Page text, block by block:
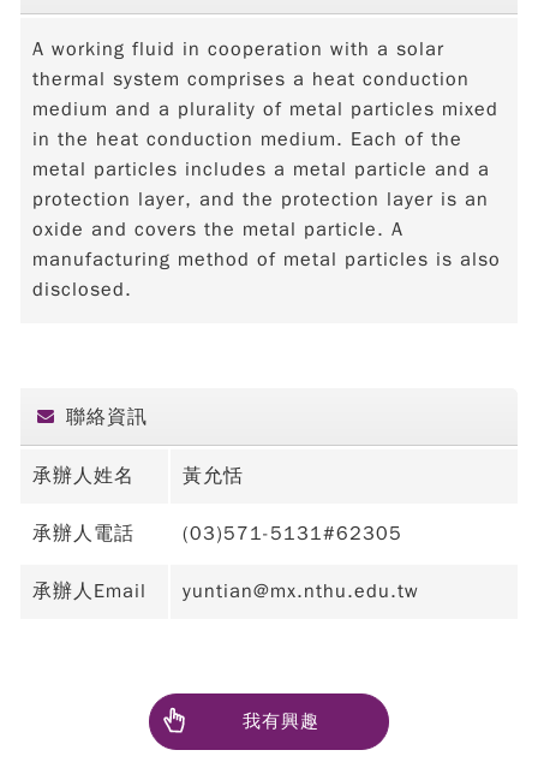
A working fluid in cooperation with a solar
thermal system comprises a heat conduction
medium and a plurality of metal particles mixed
in the heat conduction medium. Each of the
metal particles includes a metal particle and a
protection layer, and the protection layer is an
oxide and covers the metal particle. A
manufacturing method of metal particles is also
disclosed.
聯絡資訊
承辦人姓名 黃允恬
承辦人電話 (03)571-5131#62305
承辦人Email yuntian@mx.nthu.edu.tw
我有興趣